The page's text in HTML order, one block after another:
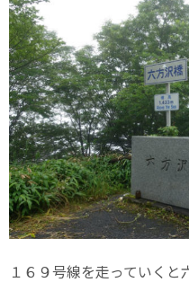
１６９号線を走っていくと